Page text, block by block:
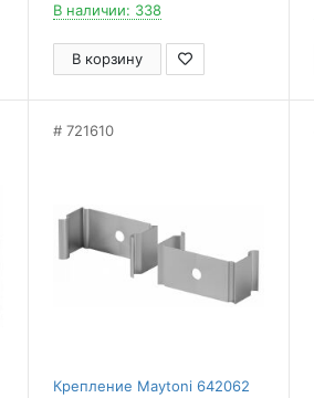
В наличии: 338
В корзину
721610
Крепление Maytoni 642062